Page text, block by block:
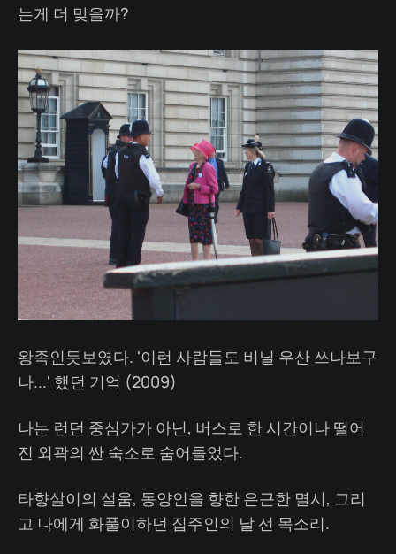
는게 더 맞을까?
왕족인듯보였다. '이런 사람들도 비닐 우산 쓰나보구
나...' 했던 기억 (2009)
나는 런던 중심가가 아닌, 버스로 한 시간이나 떨어
진 외곽의 싼 숙소로 숨어들었다.
타향살이의 설움, 동양인을 향한 은근한 멸시, 그리
고 나에게 화풀이하던 집주인의 날 선 목소리.